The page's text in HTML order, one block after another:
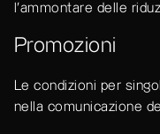
l'ammontare delle
Promozioni
Le condizioni per
nella comunicazione